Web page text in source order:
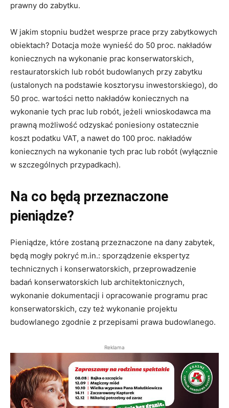
prawny do zabytku.
W jakim stopniu budżet wesprze prace przy zabytkowych
obiektach? Dotacja może wynieść do 50 proc. nakładów
koniecznych na wykonanie prac konserwatorskich,
restauratorskich lub robót budowlanych przy zabytku
(ustalonych na podstawie kosztorysu inwestorskiego), do
50 proc. wartości netto nakładów koniecznych na
wykonanie tych prac lub robót, jeżeli wnioskodawca ma
prawną możliwość odzyskać poniesiony ostatecznie
koszt podatku VAT, a nawet do 100 proc. nakładów
koniecznych na wykonanie tych prac lub robót (wyłącznie
w szczególnych przypadkach).
Na co będą przeznaczone
pieniądze?
Pieniądze, które zostaną przeznaczone na dany zabytek,
będą mogły pokryć m.in.: sporządzenie ekspertyz
technicznych i konserwatorskich, przeprowadzenie
badań konserwatorskich lub architektonicznych,
wykonanie dokumentacji i opracowanie programu prac
konserwatorskich, czy też wykonanie projektu
budowlanego zgodnie z przepisami prawa budowlanego.
Reklama